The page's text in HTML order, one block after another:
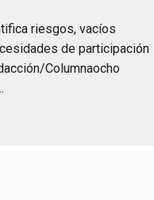
riesgos, vacíos
de participación
Columnaocho